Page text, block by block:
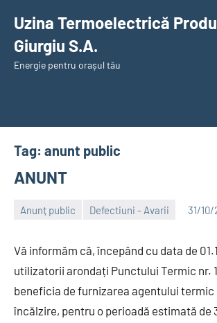
content
Uzina Termoelectrică
Giurgiu S.A.
Energie pentru orașul tău
Tag: anunt public
ANUNT
Anunț public Defectiuni - Avarii 31/10/
Alexandru
Vă informăm că, începând cu data de
utilizatorii arondați Punctului Termic nr.
beneficia de furnizarea agentului termic
încălzire, pentru o perioadă estimată de